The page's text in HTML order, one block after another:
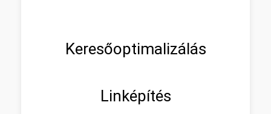
Keresőoptimalizálás
Linképítés